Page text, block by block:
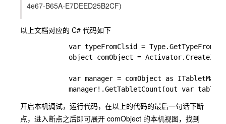
4e67-B65A-E7DEED25B2CF)
以上文档对应的 C# 代码如下
var typeFromClsid =
object comObject =
var manager = comObject as
开启本机调试，运行代码，在以上的代码的最后一句话下断
点，进入断点之后即可展开 comObject 的本机视图，找到